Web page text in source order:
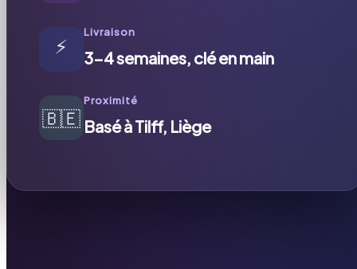
⚡
Livraison
3-4 semaines, clé en main
🇧🇪
Proximité
Basé à Tilff, Liège